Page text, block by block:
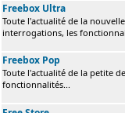
Freebox Ultra
Toute l'actualité de la
interrogations, les
Freebox Pop
Toute l'actualité de la petite
fonctionnalités...